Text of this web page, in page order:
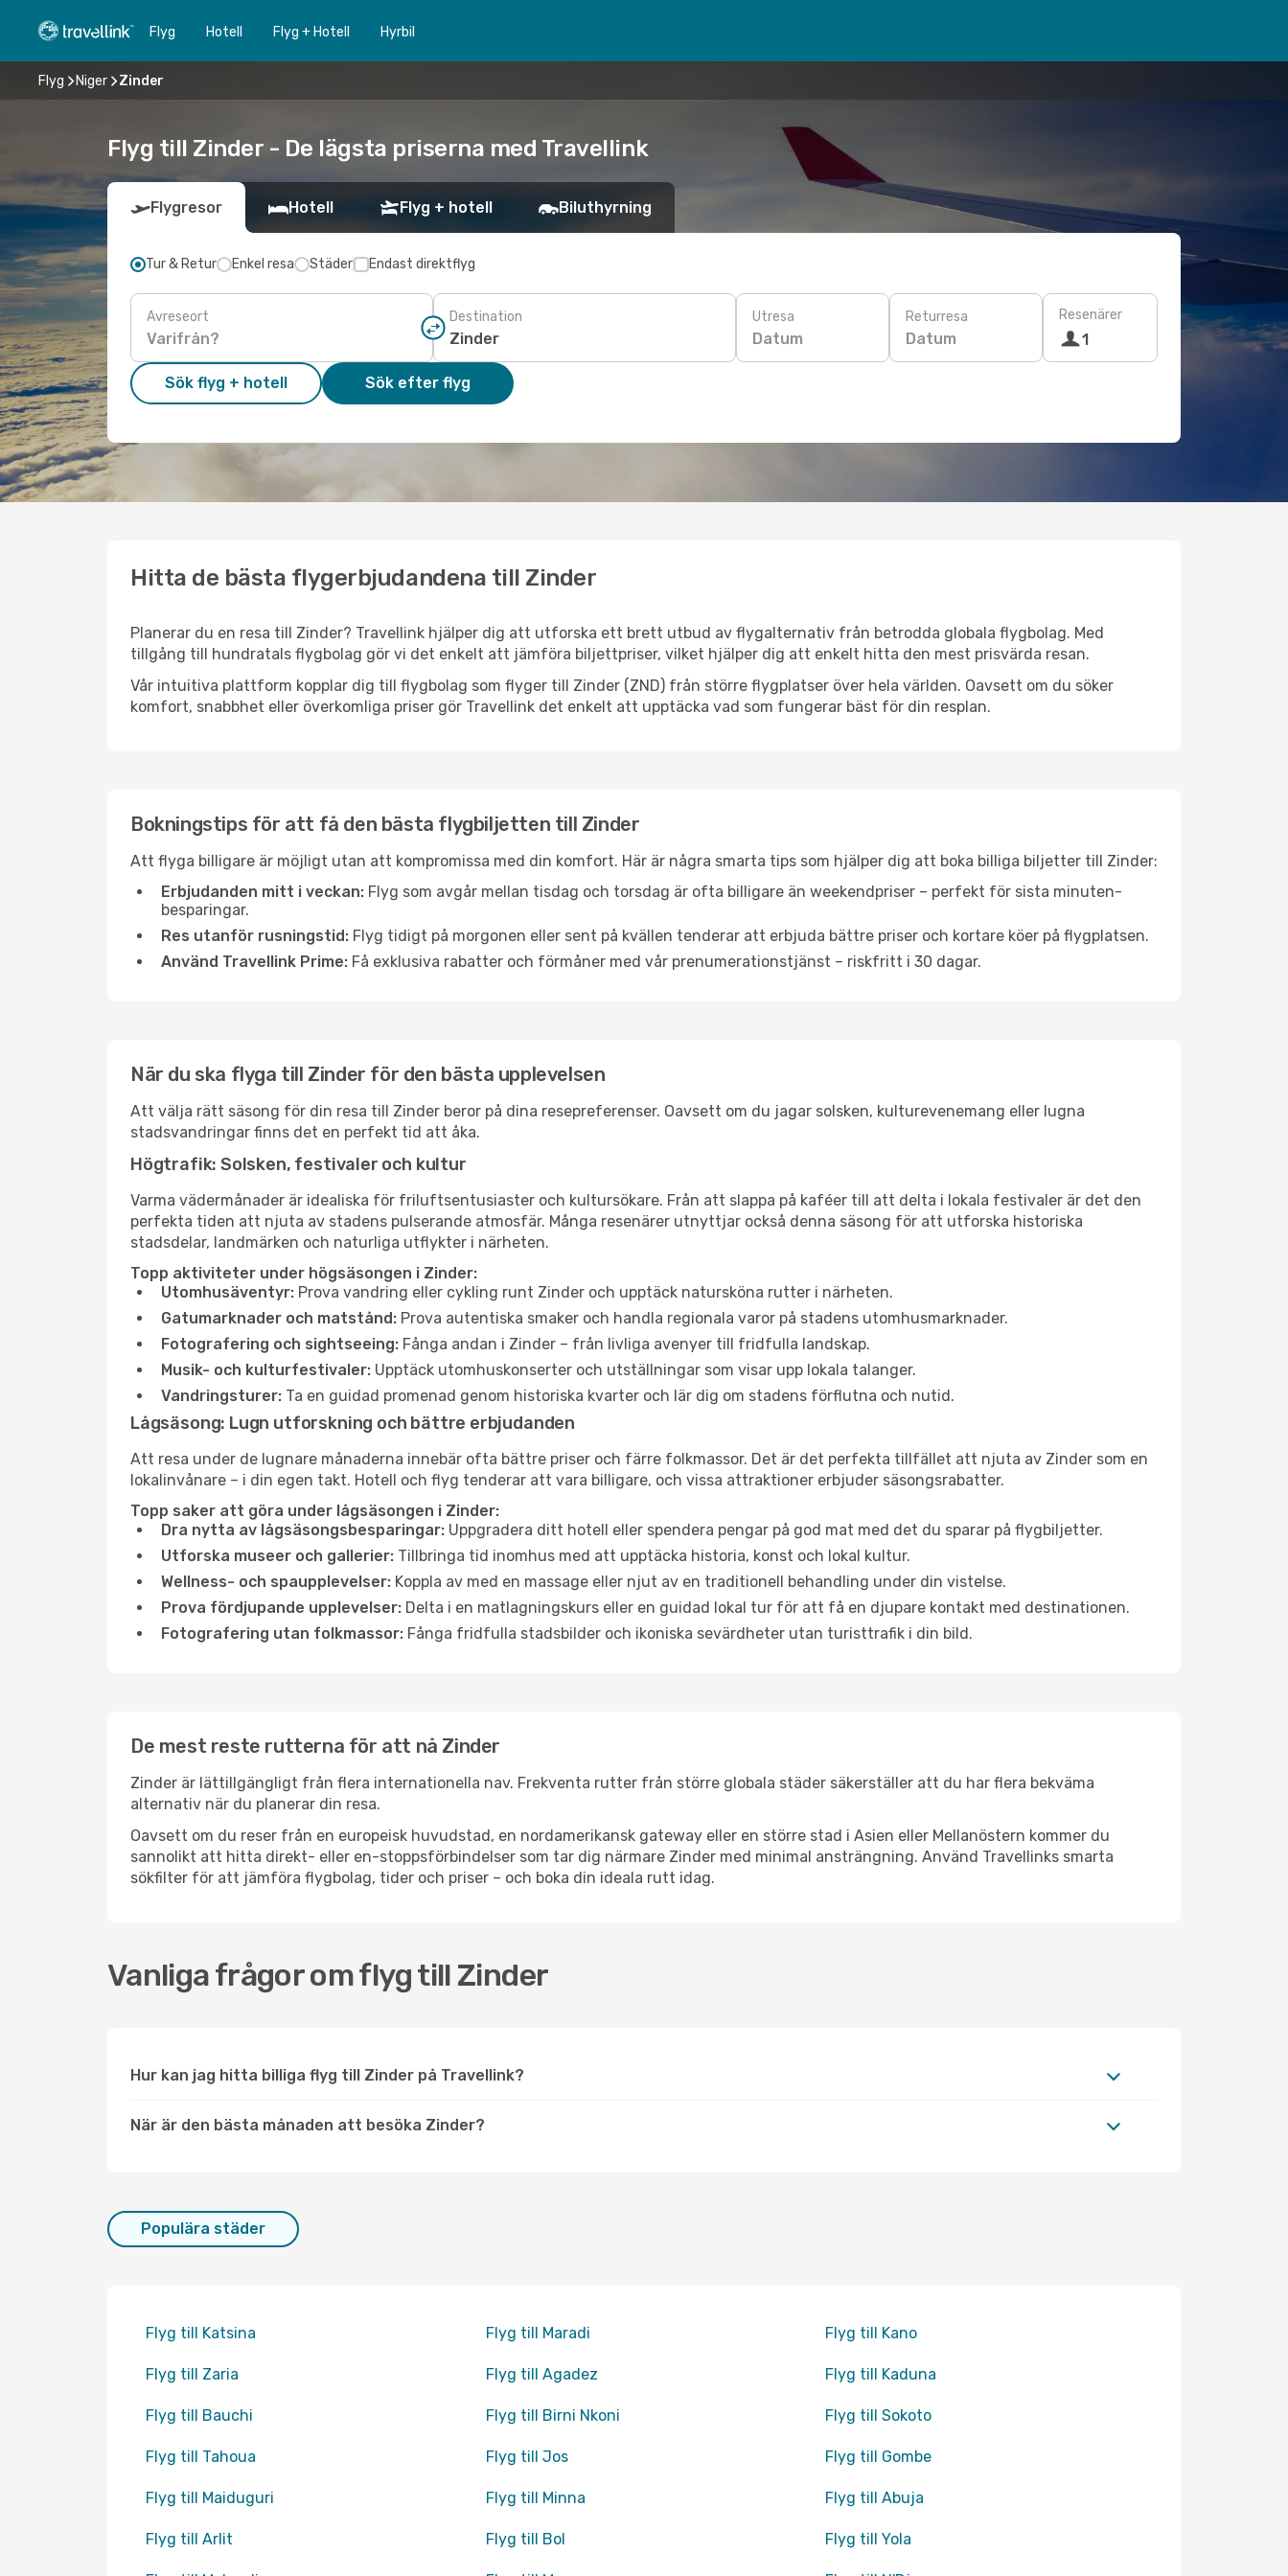
Flyg Hotell Flyg + Hotell Hyrbil
Flyg Niger Zinder
Flyg till Zinder - De lägsta priserna med Travellink
Flygresor Hotell Flyg + hotell Biluthyrning
Tur & Retur Enkel resa Städer Endast direktflyg
Avreseort Destination Utresa
Datum
Returresa
Datum
Resenärer
1
Sök flyg + hotell Sök efter flyg
Hitta de bästa flygerbjudandena till Zinder
Planerar du en resa till Zinder? Travellink hjälper dig att utforska ett brett utbud av flygalternativ från betrodda globala flygbolag. Med
tillgång till hundratals flygbolag gör vi det enkelt att jämföra biljettpriser, vilket hjälper dig att enkelt hitta den mest prisvärda resan.
Vår intuitiva plattform kopplar dig till flygbolag som flyger till Zinder (ZND) från större flygplatser över hela världen. Oavsett om du söker
komfort, snabbhet eller överkomliga priser gör Travellink det enkelt att upptäcka vad som fungerar bäst för din resplan.
Bokningstips för att få den bästa flygbiljetten till Zinder
Att flyga billigare är möjligt utan att kompromissa med din komfort. Här är några smarta tips som hjälper dig att boka billiga biljetter till Zinder:
Erbjudanden mitt i veckan: Flyg som avgår mellan tisdag och torsdag är ofta billigare än weekendpriser – perfekt för sista minuten-
besparingar.
Res utanför rusningstid: Flyg tidigt på morgonen eller sent på kvällen tenderar att erbjuda bättre priser och kortare köer på flygplatsen.
Använd Travellink Prime: Få exklusiva rabatter och förmåner med vår prenumerationstjänst – riskfritt i 30 dagar.
När du ska flyga till Zinder för den bästa upplevelsen
Att välja rätt säsong för din resa till Zinder beror på dina resepreferenser. Oavsett om du jagar solsken, kulturevenemang eller lugna
stadsvandringar finns det en perfekt tid att åka.
Högtrafik: Solsken, festivaler och kultur
Varma vädermånader är idealiska för friluftsentusiaster och kultursökare. Från att slappa på kaféer till att delta i lokala festivaler är det den
perfekta tiden att njuta av stadens pulserande atmosfär. Många resenärer utnyttjar också denna säsong för att utforska historiska
stadsdelar, landmärken och naturliga utflykter i närheten.
Topp aktiviteter under högsäsongen i Zinder:
Utomhusäventyr: Prova vandring eller cykling runt Zinder och upptäck natursköna rutter i närheten.
Gatumarknader och matstånd: Prova autentiska smaker och handla regionala varor på stadens utomhusmarknader.
Fotografering och sightseeing: Fånga andan i Zinder – från livliga avenyer till fridfulla landskap.
Musik- och kulturfestivaler: Upptäck utomhuskonserter och utställningar som visar upp lokala talanger.
Vandringsturer: Ta en guidad promenad genom historiska kvarter och lär dig om stadens förflutna och nutid.
Lågsäsong: Lugn utforskning och bättre erbjudanden
Att resa under de lugnare månaderna innebär ofta bättre priser och färre folkmassor. Det är det perfekta tillfället att njuta av Zinder som en
lokalinvånare – i din egen takt. Hotell och flyg tenderar att vara billigare, och vissa attraktioner erbjuder säsongsrabatter.
Topp saker att göra under lågsäsongen i Zinder:
Dra nytta av lågsäsongsbesparingar: Uppgradera ditt hotell eller spendera pengar på god mat med det du sparar på flygbiljetter.
Utforska museer och gallerier: Tillbringa tid inomhus med att upptäcka historia, konst och lokal kultur.
Wellness- och spaupplevelser: Koppla av med en massage eller njut av en traditionell behandling under din vistelse.
Prova fördjupande upplevelser: Delta i en matlagningskurs eller en guidad lokal tur för att få en djupare kontakt med destinationen.
Fotografering utan folkmassor: Fånga fridfulla stadsbilder och ikoniska sevärdheter utan turisttrafik i din bild.
De mest reste rutterna för att nå Zinder
Zinder är lättillgängligt från flera internationella nav. Frekventa rutter från större globala städer säkerställer att du har flera bekväma
alternativ när du planerar din resa.
Oavsett om du reser från en europeisk huvudstad, en nordamerikansk gateway eller en större stad i Asien eller Mellanöstern kommer du
sannolikt att hitta direkt- eller en-stoppsförbindelser som tar dig närmare Zinder med minimal ansträngning. Använd Travellinks smarta
sökfilter för att jämföra flygbolag, tider och priser – och boka din ideala rutt idag.
Vanliga frågor om flyg till Zinder
Hur kan jag hitta billiga flyg till Zinder på Travellink?
När är den bästa månaden att besöka Zinder?
Populära städer
Flyg till Katsina Flyg till Maradi Flyg till Kano
Flyg till Zaria Flyg till Agadez Flyg till Kaduna
Flyg till Bauchi Flyg till Birni Nkoni Flyg till Sokoto
Flyg till Tahoua Flyg till Jos Flyg till Gombe
Flyg till Maiduguri Flyg till Minna Flyg till Abuja
Flyg till Arlit Flyg till Bol Flyg till Yola